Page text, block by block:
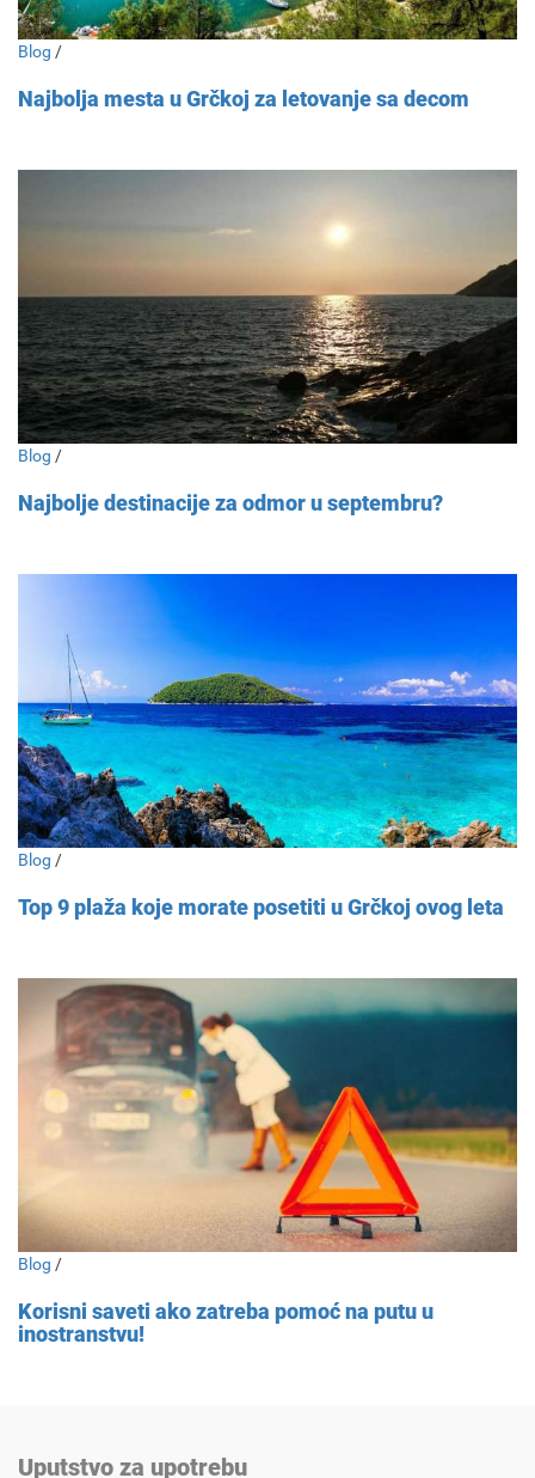
Blog /
Najbolja mesta u Grčkoj za letovanje sa decom
Blog /
Najbolje destinacije za odmor u septembru?
Blog /
Top 9 plaža koje morate posetiti u Grčkoj ovog leta
Blog /
Korisni saveti ako zatreba pomoć na putu u
inostranstvu!
Uputstvo za upotrebu